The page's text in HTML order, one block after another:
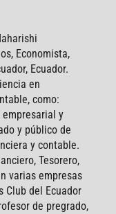
Economista,
Ecuador.
en
como:
y
y público de
y contable.
Tesorero,
varias empresas
Club del Ecuador
de pregrado,